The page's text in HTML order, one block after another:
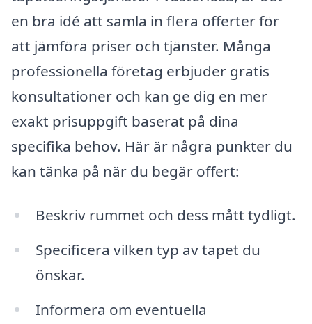
en bra idé att samla in flera offerter för
att jämföra priser och tjänster. Många
professionella företag erbjuder gratis
konsultationer och kan ge dig en mer
exakt prisuppgift baserat på dina
specifika behov. Här är några punkter du
kan tänka på när du begär offert:
Beskriv rummet och dess mått tydligt.
Specificera vilken typ av tapet du
önskar.
Informera om eventuella